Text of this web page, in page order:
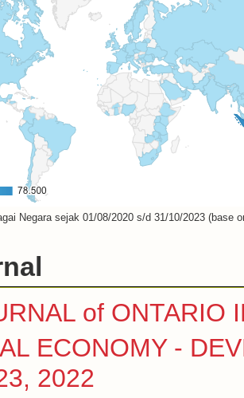
Negara sejak 01/08/2020 s/d 31/10/2023 (base
of ONTARIO
ECONOMY -
2022